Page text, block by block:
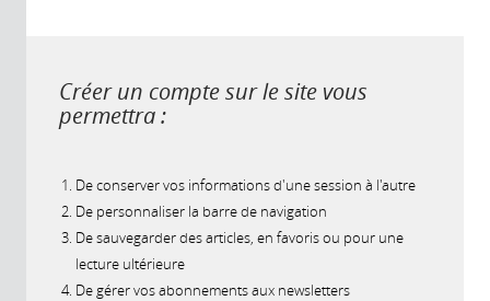
Créer un compte sur le site vous
permettra :
De conserver vos informations d'une session à l'autre
De personnaliser la barre de navigation
De sauvegarder des articles, en favoris ou pour une
lecture ultérieure
De gérer vos abonnements aux newsletters